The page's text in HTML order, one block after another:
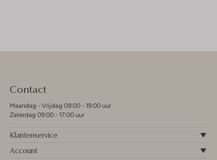
Contact
Maandag - Vrijdag 09:00 - 19:00 uur
Zaterdag 09:00 - 17:00 uur
Klantenservice
Account